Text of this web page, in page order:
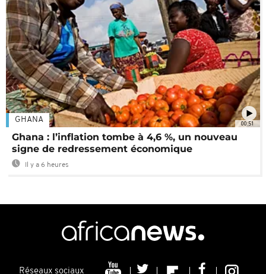
00:51
GHANA
Ghana : l’inflation tombe à 4,6 %, un nouveau
signe de redressement économique
Il y a 6 heures
Réseaux sociaux